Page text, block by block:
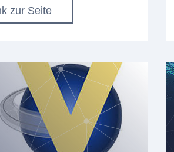
zur Seite